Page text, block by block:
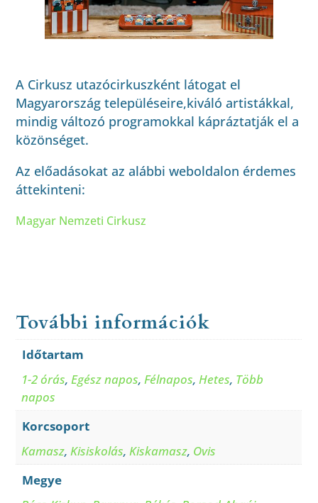
A Cirkusz utazócirkuszként látogat el
Magyarország településeire,kiváló artistákkal,
mindig változó programokkal kápráztatják el a
közönséget.
Az előadásokat az alábbi weboldalon érdemes
áttekinteni:
Magyar Nemzeti Cirkusz
További információk
Időtartam
1-2 órás,Egész napos,Félnapos,Hetes, Több
napos
Korcsoport
Kamasz,Kisiskolás,Kiskamasz, Ovis
Megye